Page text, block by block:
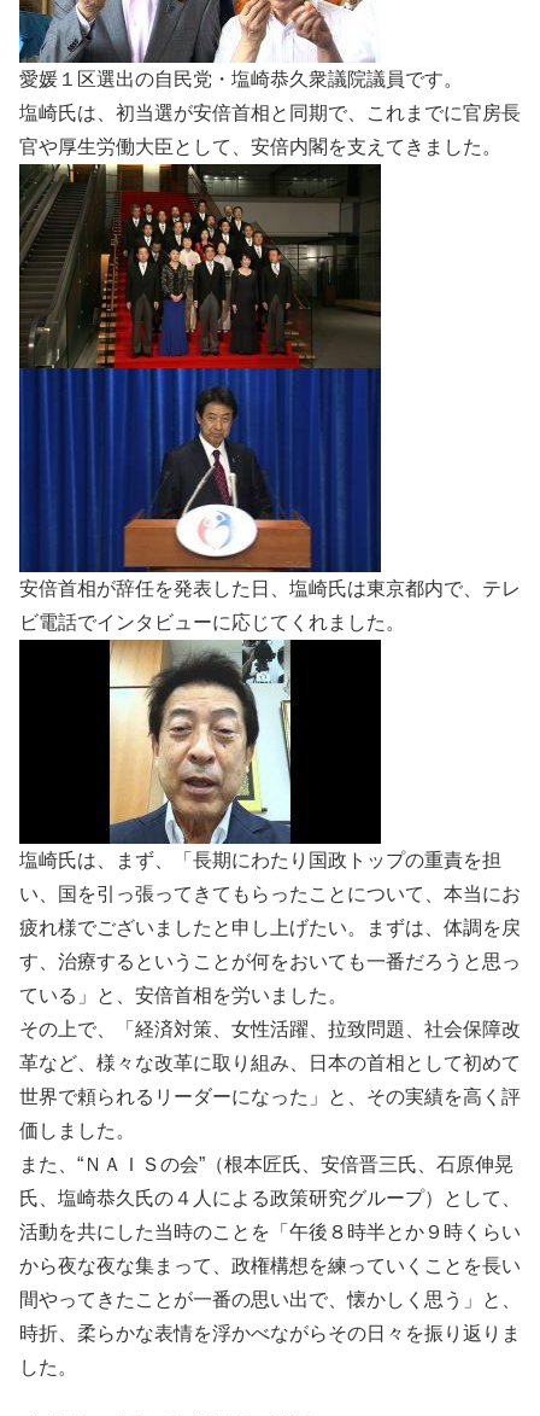
愛媛１区選出の自民党・塩崎恭久衆議院議員です。
塩崎氏は、初当選が安倍首相と同期で、これまでに官房長
官や厚生労働大臣として、安倍内閣を支えてきました。
安倍首相が辞任を発表した日、塩崎氏は東京都内で、テレ
ビ電話でインタビューに応じてくれました。
塩崎氏は、まず、「長期にわたり国政トップの重責を担
い、国を引っ張ってきてもらったことについて、本当にお
疲れ様でございましたと申し上げたい。まずは、体調を戻
す、治療するということが何をおいても一番だろうと思っ
ている」と、安倍首相を労いました。
その上で、「経済対策、女性活躍、拉致問題、社会保障改
革など、様々な改革に取り組み、日本の首相として初めて
世界で頼られるリーダーになった」と、その実績を高く評
価しました。
また、“ＮＡＩＳの会”（根本匠氏、安倍晋三氏、石原伸晃
氏、塩崎恭久氏の４人による政策研究グループ）として、
活動を共にした当時のことを「午後８時半とか９時くらい
から夜な夜な集まって、政権構想を練っていくことを長い
間やってきたことが一番の思い出で、懐かしく思う」と、
時折、柔らかな表情を浮かべながらその日々を振り返りま
した。